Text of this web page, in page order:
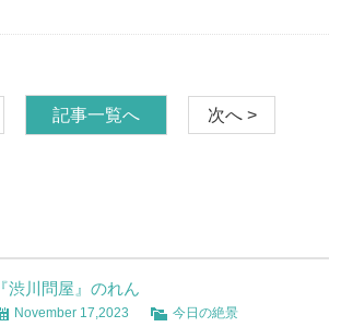
記事一覧へ 次へ >
『渋川問屋』のれん
November 17,2023 今日の絶景